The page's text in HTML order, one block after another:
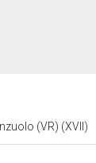
(VR) (XVII)